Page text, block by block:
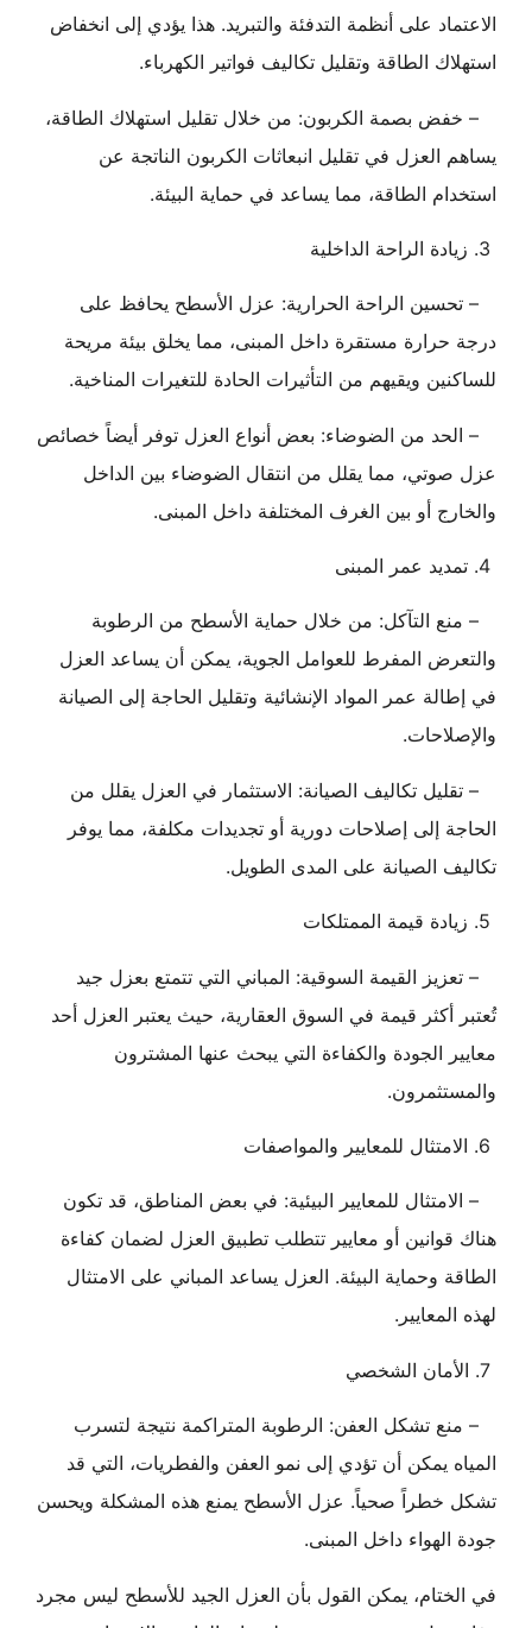
الاعتماد على أنظمة التدفئة والتبريد. هذا يؤدي إلى انخفاض
استهلاك الطاقة وتقليل تكاليف فواتير الكهرباء.
– خفض بصمة الكربون: من خلال تقليل استهلاك الطاقة،
يساهم العزل في تقليل انبعاثات الكربون الناتجة عن
استخدام الطاقة، مما يساعد في حماية البيئة.
– تحسين الراحة الحرارية: عزل الأسطح يحافظ على
درجة حرارة مستقرة داخل المبنى، مما يخلق بيئة مريحة
للساكنين ويقيهم من التأثيرات الحادة للتغيرات المناخية.
– الحد من الضوضاء: بعض أنواع العزل توفر أيضاً خصائص
عزل صوتي، مما يقلل من انتقال الضوضاء بين الداخل
والخارج أو بين الغرف المختلفة داخل المبنى.
– منع التآكل: من خلال حماية الأسطح من الرطوبة
والتعرض المفرط للعوامل الجوية، يمكن أن يساعد العزل
في إطالة عمر المواد الإنشائية وتقليل الحاجة إلى الصيانة
والإصلاحات.
– تقليل تكاليف الصيانة: الاستثمار في العزل يقلل من
الحاجة إلى إصلاحات دورية أو تجديدات مكلفة، مما يوفر
تكاليف الصيانة على المدى الطويل.
– تعزيز القيمة السوقية: المباني التي تتمتع بعزل جيد
تُعتبر أكثر قيمة في السوق العقارية، حيث يعتبر العزل أحد
معايير الجودة والكفاءة التي يبحث عنها المشترون
والمستثمرون.
– الامتثال للمعايير البيئية: في بعض المناطق، قد تكون
هناك قوانين أو معايير تتطلب تطبيق العزل لضمان كفاءة
الطاقة وحماية البيئة. العزل يساعد المباني على الامتثال
لهذه المعايير.
– منع تشكل العفن: الرطوبة المتراكمة نتيجة لتسرب
المياه يمكن أن تؤدي إلى نمو العفن والفطريات، التي قد
تشكل خطراً صحياً. عزل الأسطح يمنع هذه المشكلة ويحسن
جودة الهواء داخل المبنى.
في الختام، يمكن القول بأن العزل الجيد للأسطح ليس مجرد